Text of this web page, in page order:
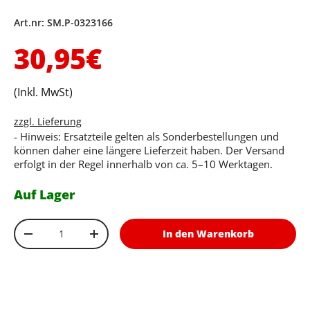
Art.nr: SM.P-0323166
Normaler Preis
30,95€
(Inkl. MwSt)
zzgl. Lieferung
- Hinweis: Ersatzteile gelten als Sonderbestellungen und
können daher eine längere Lieferzeit haben. Der Versand
erfolgt in der Regel innerhalb von ca. 5–10 Werktagen.
Auf Lager
Anzahl
Menge verringernMenge erhöhenIn den Warenkorb